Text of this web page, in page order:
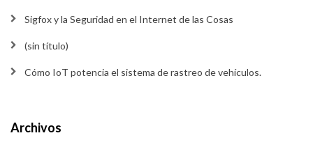
Sigfox y la Seguridad en el Internet de las Cosas
(sin título)
Cómo IoT potencia el sistema de rastreo de vehículos.
Archivos